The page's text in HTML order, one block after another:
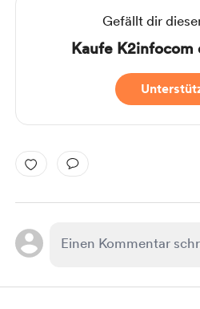
Gefällt dir
Kaufe K2infocom